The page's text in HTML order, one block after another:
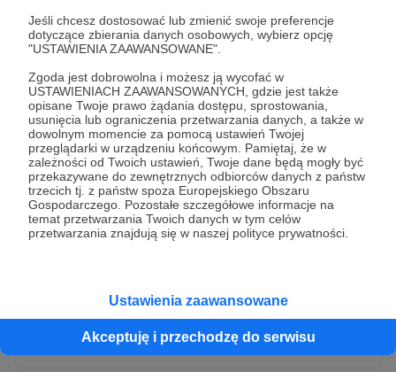
Jeśli chcesz dostosować lub zmienić swoje preferencje
dotyczące zbierania danych osobowych, wybierz opcję
"USTAWIENIA ZAAWANSOWANE".
Zgoda jest dobrowolna i możesz ją wycofać w
USTAWIENIACH ZAAWANSOWANYCH, gdzie jest także
opisane Twoje prawo żądania dostępu, sprostowania,
usunięcia lub ograniczenia przetwarzania danych, a także w
dowolnym momencie za pomocą ustawień Twojej
przeglądarki w urządzeniu końcowym. Pamiętaj, że w
zależności od Twoich ustawień, Twoje dane będą mogły być
przekazywane do zewnętrznych odbiorców danych z państw
trzecich tj. z państw spoza Europejskiego Obszaru
Gospodarczego. Pozostałe szczegółowe informacje na
temat przetwarzania Twoich danych w tym celów
przetwarzania znajdują się w naszej polityce prywatności.
Ustawienia zaawansowane
Akceptuję i przechodzę do serwisu
* Wyrażam zgodę na przetwarzanie moich danych
osobowych przez Patronite
Administratorem Twoich danych osobowych jest Crowd8 sp. z o.o.
z siedziba w Warszawie, ul. Żwirki i Wigury 16, 02-092 Warszawa.
Twoje dane osobowe będą przetwarzane w szczególności w celu
wykonania umowy zawartej z Tobą, w tym do umożliwienia
Gwarantujemy spełnienie wszystkich Twoich praw wynikających
z ogólnego rozporządzenia o ochronie danych, tj. prawo dostępu,
sprostowania oraz usunięcia Twoich danych, ograniczenia ich
rozwiń zgodę
Wyślij zgłoszenie